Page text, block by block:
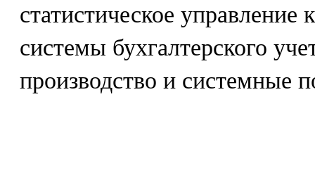
статистическое
системы бухгалтерского
производство и системные